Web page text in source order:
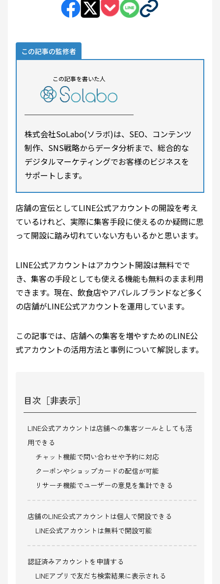
この記事の監修者
この記事を書いた人
株式会社SoLabo(ソラボ)は、SEO、コンテンツ
制作、SNS戦略からデータ分析まで、総合的な
デジタルマーケティングでお客様のビジネスを
サポートします。
店舗の宣伝としてLINE公式アカウントの開設を考え
ているけれど、実際に集客手段に使えるのか疑問に思
って開設に踏み切れていない方もいるかと思います。
LINE公式アカウントはアカウント開設は無料でで
き、集客の手段としても使える機能も無料のまま利用
できます。現在、飲食店やアパレルブランドなど多く
の店舗がLINE公式アカウントを運用しています。
この記事では、店舗への集客を増やすためのLINE公
式アカウントの活用方法と事例について解説します。
目次 ［非表示］
LINE公式アカウントは店舗への集客ツールとしても活
用できる
チャット機能で問い合わせや予約に対応
クーポンやショップカードの配信が可能
リサーチ機能でユーザーの意見を集計できる
店舗のLINE公式アカウントは個人で開設できる
LINE公式アカウントは無料で開設可能
認証済みアカウントを申請する
LINEアプリで友だち検索結果に表示される